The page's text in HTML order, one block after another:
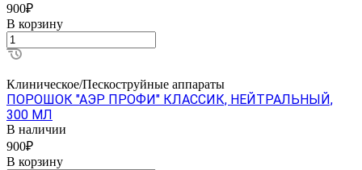
900₽
В корзину
Клиническое/Пескоструйные аппараты
ПОРОШОК "АЭР ПРОФИ" КЛАССИК, НЕЙТРАЛЬНЫЙ,
300 МЛ
В наличии
900₽
В корзину